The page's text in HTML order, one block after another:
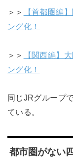
＞＞
【首都圏編
ング化！
＞＞
【関西編】
ング化！
同じJRグループ
ている。
都市圏がない